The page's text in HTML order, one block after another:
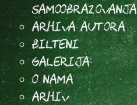
samoobrazovanja
arhiva autora
Bilteni
Galerija
O Nama
Arhiv